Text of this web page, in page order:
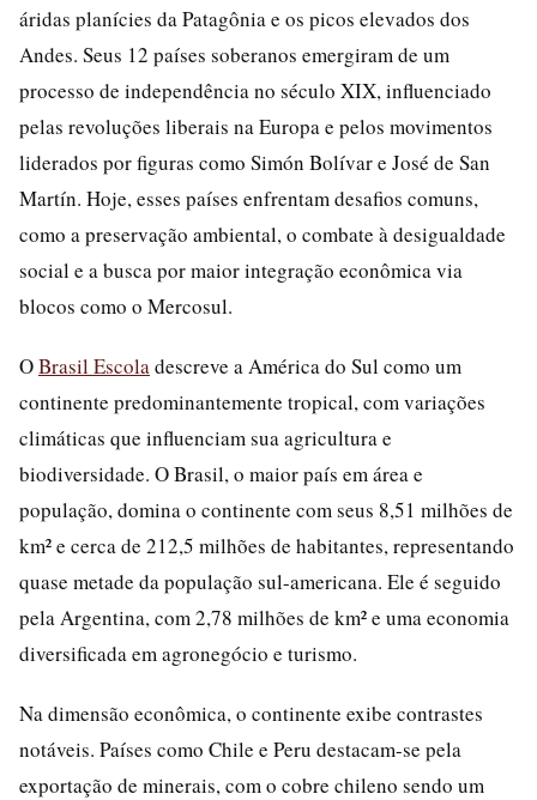
áridas planícies da Patagônia e os picos elevados dos
Andes. Seus 12 países soberanos emergiram de um
processo de independência no século XIX, influenciado
pelas revoluções liberais na Europa e pelos movimentos
liderados por figuras como Simón Bolívar e José de San
Martín. Hoje, esses países enfrentam desafios comuns,
como a preservação ambiental, o combate à desigualdade
social e a busca por maior integração econômica via
blocos como o Mercosul.
OBrasil Escoladescreve a América do Sul como um
continente predominantemente tropical, com variações
climáticas que influenciam sua agricultura e
biodiversidade. O Brasil, o maior país em área e
população, domina o continente com seus 8,51 milhões de
km² e cerca de 212,5 milhões de habitantes, representando
quase metade da população sul-americana. Ele é seguido
pela Argentina, com 2,78 milhões de km² e uma economia
diversificada em agronegócio e turismo.
Na dimensão econômica, o continente exibe contrastes
notáveis. Países como Chile e Peru destacam-se pela
exportação de minerais, com o cobre chileno sendo um